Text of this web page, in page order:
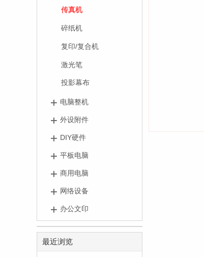
传真机
碎纸机
复印/复合机
激光笔
投影幕布
电脑整机
外设附件
DIY硬件
平板电脑
商用电脑
网络设备
办公文印
最近浏览